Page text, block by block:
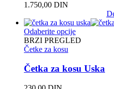
1.750,00 DIN
Odaberite opcije
BRZI PREGLED
Četke za kosu
Četka za kosu Uska